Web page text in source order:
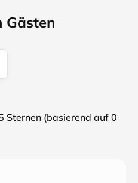
Gästen
Sternen (basierend auf 0